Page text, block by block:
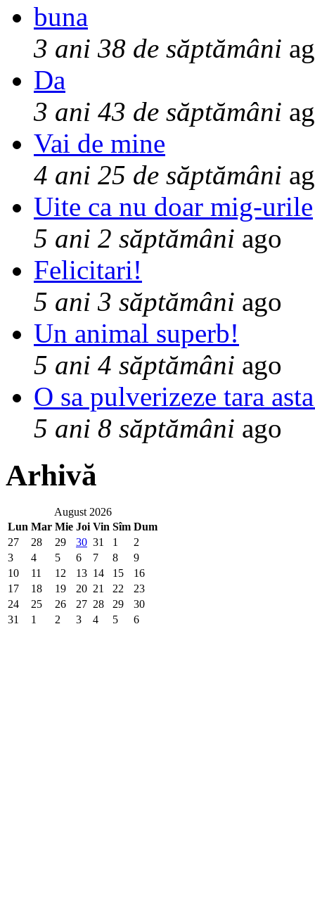
buna
3 ani 38 de săptămâni
Da
3 ani 43 de săptămâni
Vai de mine
4 ani 25 de săptămâni
Uite ca nu doar mig-urile
5 ani 2 săptămâni ago
Felicitari!
5 ani 3 săptămâni ago
Un animal superb!
5 ani 4 săptămâni ago
O sa pulverizeze tara
5 ani 8 săptămâni ago
Arhivă
August 2026
Lun Mar Mie Joi Vin Sîm Dum
27
28 29 30 31 1
2
3
4 5 6 7 8
9
10
11 12 13 14 15
16
17
18 19 20 21 22
23
24
25 26 27 28 29
30
31
1 2 3 4 5 6